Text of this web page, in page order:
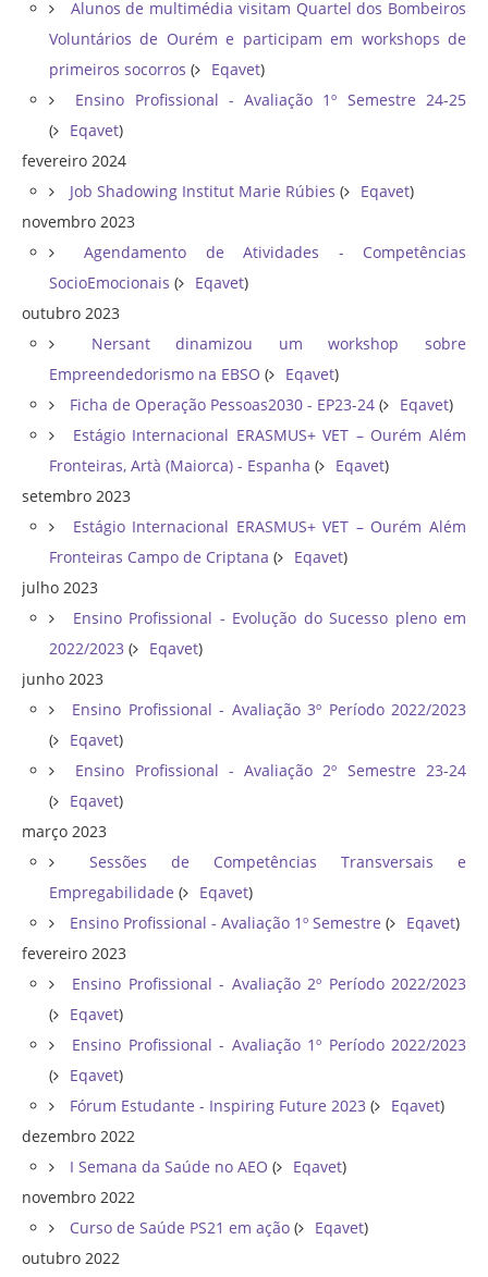
Alunos de multimédia visitam Quartel dos Bombeiros
Voluntários de Ourém e participam em workshops de
primeiros socorros ( Eqavet)
Ensino Profissional - Avaliação 1º Semestre 24-25
(
Eqavet)
fevereiro 2024
Job Shadowing Institut Marie Rúbies ( Eqavet)
novembro 2023
Agendamento de Atividades - Competências
SocioEmocionais ( Eqavet)
outubro 2023
Nersant dinamizou um workshop sobre
Empreendedorismo na EBSO ( Eqavet)
Ficha de Operação Pessoas2030 - EP23-24 ( Eqavet)
Estágio Internacional ERASMUS+ VET – Ourém Além
Fronteiras, Artà (Maiorca) - Espanha ( Eqavet)
setembro 2023
Estágio Internacional ERASMUS+ VET – Ourém Além
Fronteiras Campo de Criptana ( Eqavet)
julho 2023
Ensino Profissional - Evolução do Sucesso pleno em
2022/2023 ( Eqavet)
junho 2023
Ensino Profissional - Avaliação 3º Período 2022/2023
(
Eqavet)
Ensino Profissional - Avaliação 2º Semestre 23-24
(
Eqavet)
março 2023
Sessões de Competências Transversais e
Empregabilidade ( Eqavet)
Ensino Profissional - Avaliação 1º Semestre ( Eqavet)
fevereiro 2023
Ensino Profissional - Avaliação 2º Período 2022/2023
(
Eqavet)
Ensino Profissional - Avaliação 1º Período 2022/2023
(
Eqavet)
Fórum Estudante - Inspiring Future 2023 ( Eqavet)
dezembro 2022
I Semana da Saúde no AEO ( Eqavet)
novembro 2022
Curso de Saúde PS21 em ação ( Eqavet)
outubro 2022